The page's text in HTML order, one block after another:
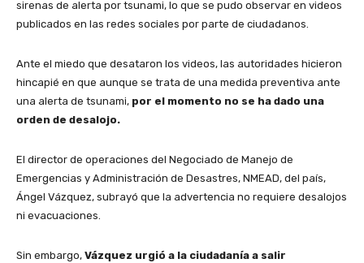
sirenas de alerta por tsunami, lo que se pudo observar en videos
publicados en las redes sociales por parte de ciudadanos.
Ante el miedo que desataron los videos, las autoridades hicieron
hincapié en que aunque se trata de una medida preventiva ante
una alerta de tsunami, por el momento no se ha dado una
orden de desalojo.
El director de operaciones del Negociado de Manejo de
Emergencias y Administración de Desastres, NMEAD, del país,
Ángel Vázquez, subrayó que la advertencia no requiere desalojos
ni evacuaciones.
Sin embargo, Vázquez urgió a la ciudadanía a salir